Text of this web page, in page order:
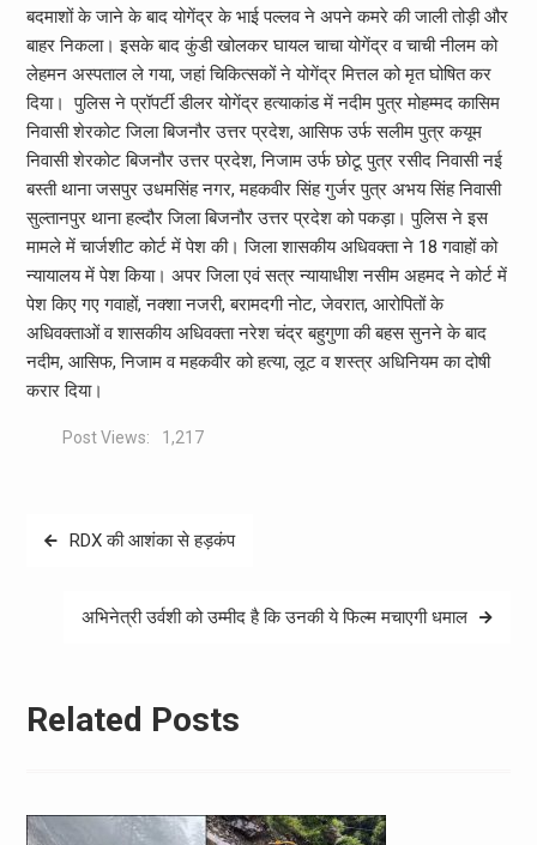
बदमाशों के जाने के बाद योगेंद्र के भाई पल्लव ने अपने कमरे की जाली तोड़ी और
बाहर निकला। इसके बाद कुंडी खोलकर घायल चाचा योगेंद्र व चाची नीलम को
लेहमन अस्पताल ले गया, जहां चिकित्सकों ने योगेंद्र मित्तल को मृत घोषित कर
दिया। पुलिस ने प्रॉपर्टी डीलर योगेंद्र हत्याकांड में नदीम पुत्र मोहम्मद कासिम
निवासी शेरकोट जिला बिजनौर उत्तर प्रदेश, आसिफ उर्फ सलीम पुत्र कयूम
निवासी शेरकोट बिजनौर उत्तर प्रदेश, निजाम उर्फ छोटू पुत्र रसीद निवासी नई
बस्ती थाना जसपुर उधमसिंह नगर, महकवीर सिंह गुर्जर पुत्र अभय सिंह निवासी
सुल्तानपुर थाना हल्दौर जिला बिजनौर उत्तर प्रदेश को पकड़ा। पुलिस ने इस
मामले में चार्जशीट कोर्ट में पेश की। जिला शासकीय अधिवक्ता ने 18 गवाहों को
न्यायालय में पेश किया। अपर जिला एवं सत्र न्यायाधीश नसीम अहमद ने कोर्ट में
पेश किए गए गवाहों, नक्शा नजरी, बरामदगी नोट, जेवरात, आरोपितों के
अधिवक्ताओं व शासकीय अधिवक्ता नरेश चंद्र बहुगुणा की बहस सुनने के बाद
नदीम, आसिफ, निजाम व महकवीर को हत्या, लूट व शस्त्र अधिनियम का दोषी
करार दिया।
Post Views: 1,217
PostRDX की आशंका से हड़कंप
अभिनेत्री उर्वशी को उम्मीद है कि उनकी ये फिल्म मचाएगी धमाल
Related Posts